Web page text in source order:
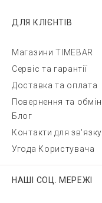
ДЛЯ КЛІЄНТІВ
Магазини TIMEBAR
Сервіс та гарантії
Доставка та оплата
Повернення та обмін
Блог
Контакти для зв'язку
Угода Користувача
НАШІ СОЦ. МЕРЕЖІ